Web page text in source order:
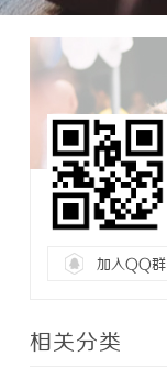
加入QQ群
相关分类